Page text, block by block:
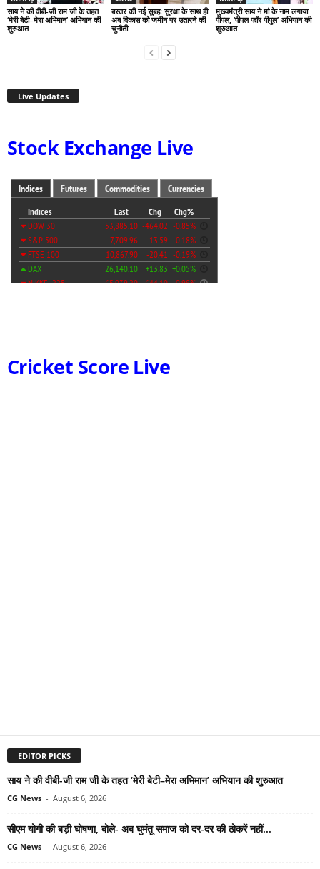
साय ने की वीबी-जी राम जी के तहत
‘मेरी बेटी–मेरा अभिमान’ अभियान की
शुरुआत
बस्तर की नई सुबह: सुरक्षा के साथ ही
अब विकास को जमीन पर उतारने की
चुनौती
मुख्यमंत्री साय ने मां के नाम लगाया
पीपल, ‘पीपल फॉर पीपुल’ अभियान की
शुरुआत
Live Updates
Stock Exchange Live
Cricket Score Live
EDITOR PICKS
साय ने की वीबी-जी राम जी के तहत ‘मेरी बेटी–मेरा अभिमान’ अभियान की शुरुआत
CG News - August 6, 2026
सीएम योगी की बड़ी घोषणा, बोले- अब घुमंतू समाज को दर-दर की ठोकरें नहीं...
CG News - August 6, 2026